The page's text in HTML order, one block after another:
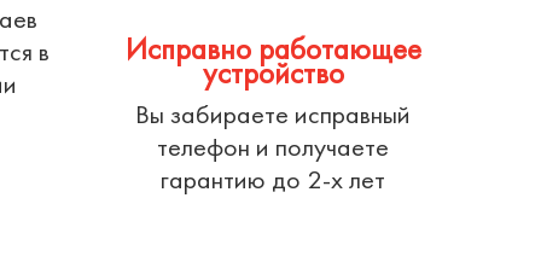
в
Исправно работающее
устройство
Вы забираете исправный
телефон и получаете
гарантию до 2-х лет